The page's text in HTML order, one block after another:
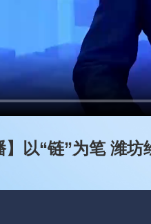
】以“链”为笔 潍